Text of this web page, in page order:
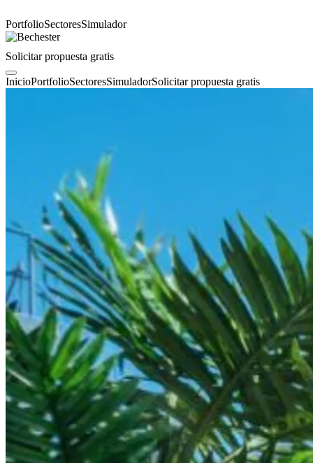
PortfolioSectoresSimulador
Solicitar propuesta gratis
InicioPortfolioSectoresSimuladorSolicitar propuesta gratis